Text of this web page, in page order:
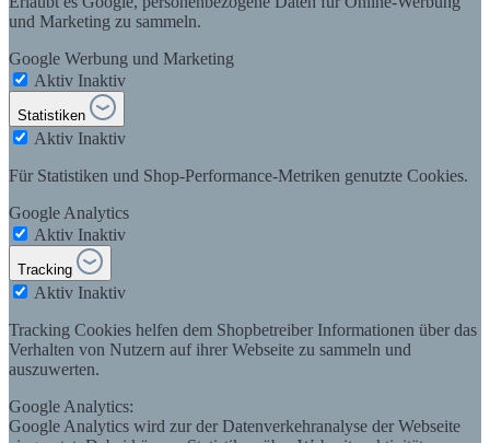
und Marketing zu sammeln.
Google Werbung und Marketing
Aktiv Inaktiv
Statistiken
Aktiv Inaktiv
Für Statistiken und Shop-Performance-Metriken genutzte Cookies.
Google Analytics
Aktiv Inaktiv
Tracking
Aktiv Inaktiv
Tracking Cookies helfen dem Shopbetreiber Informationen über das
Verhalten von Nutzern auf ihrer Webseite zu sammeln und
auszuwerten.
Google Analytics:
Google Analytics wird zur der Datenverkehranalyse der Webseite